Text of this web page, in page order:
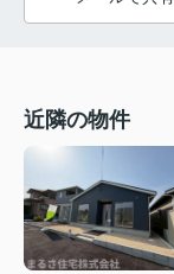
近隣の物件